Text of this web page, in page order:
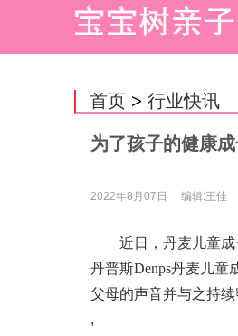
首页 > 行业快讯
为了孩子的健康
2022年8月07日 编辑:王佳
近日，丹麦儿童
丹普斯Denps丹麦儿
父母的声音并与之持
,